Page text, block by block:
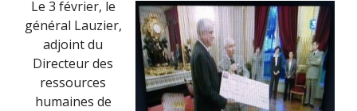
Le 3 février, le
général Lauzier,
adjoint du
Directeur des
ressources
humaines de